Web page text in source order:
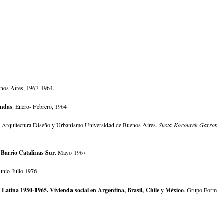
Aires, 1963-1964.
. Enero- Febrero, 1964
Diseño y Urbanismo Universidad de Buenos Aires. Susta-Kocourek-
Catalinas Sur. Mayo 1967
Julio 1976.
1950-1965. Vivienda social en Argentina, Brasil, Chile y México. Grupo